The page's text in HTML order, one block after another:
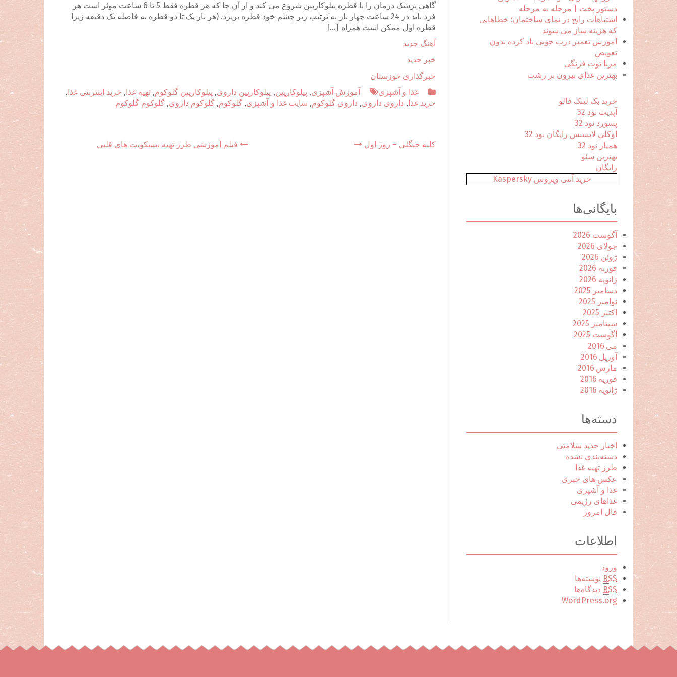
گاهی پزشک درمان را با قطره پیلوکارپین شروع می کند و از آن جا که هر قطره فقط 5 تا 6 ساعت موثر است هر
فرد باید در 24 ساعت چهار بار به ترتیب زیر چشم خود قطره بریزد. (هر بار یک تا دو قطره به فاصله یک دقیقه زیرا
قطره اول ممکن است همراه […]
آهنگ جدید
خبر جدید
خبرگذاری خوزستان
غذا و آشپزی
آموزش آشپزی, پیلوکارپین, پیلوکارپین داروی, پیلوکارپین گلوکوم, تهیه غذا, خرید اینترنتی غذا,
خرید غذا, داروی داروی, داروی گلوکوم, سایت غذا و آشپزی, گلوکوم, گلوکوم داروی, گلوکوم گلوکوم
فیلم آموزشی طرز تهیه بیسکویت های قلبی کلبه جنگلی – روز اول
ا
ی
:
دستور پخت | مرحله به مرحله
اشتباهات رایج در نمای ساختمان؛ خطاهایی
که هزینه ساز می شوند
آموزش تعمیر درب چوبی باد کرده بدون
تعویض
مربا توت فرنگی
بهترین غذای بیرون بر رشت
خرید بک لینک فالو
آپدیت نود 32
پسورد نود 32
اوکلی لایسنس رایگان نود 32
همیار نود 32
بهترین سئو
رایگان
خرید آنتی ویروس Kaspersky
بایگانی‌ها
آگوست 2026
جولای 2026
ژوئن 2026
فوریه 2026
ژانویه 2026
دسامبر 2025
نوامبر 2025
اکتبر 2025
سپتامبر 2025
آگوست 2025
می 2016
آوریل 2016
مارس 2016
فوریه 2016
ژانویه 2016
دسته‌ها
اخبار جدید سلامتی
دسته‌بندی نشده
طرز تهیه غذا
عکس های خبری
غذا و آشپزی
غذاهای رژیمی
فال امروز
اطلاعات
ورود
RSS نوشته‌ها
RSS دیدگاه‌ها
WordPress.org